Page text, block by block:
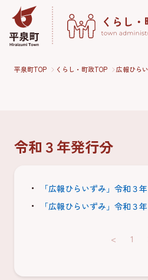
平泉町TOP くらし・町政TOP 広報ひら
令和３年発行分
「広報ひらいずみ」令和３
「広報ひらいずみ」令和３
< 1